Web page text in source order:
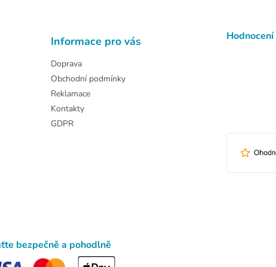
Informace pro vás
Doprava
Obchodní podmínky
Reklamace
Kontakty
GDPR
bezpečně a pohodlně